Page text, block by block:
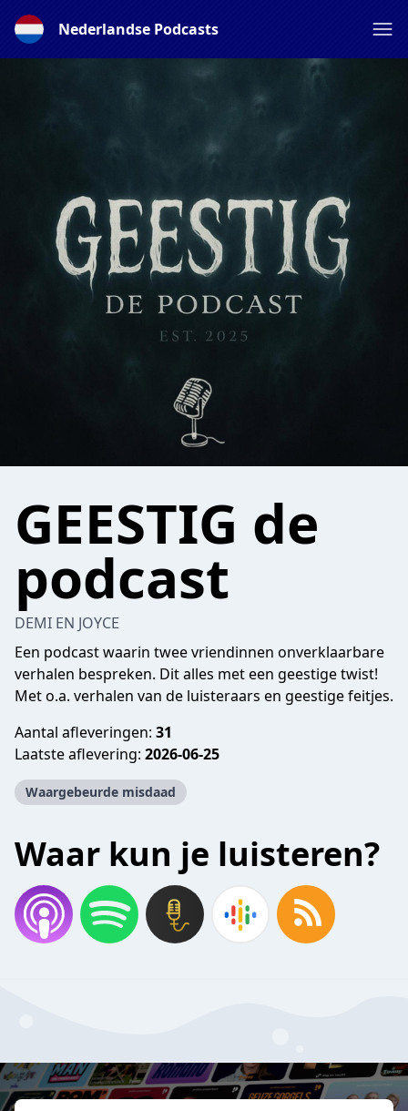
Nederlandse Podcasts
GEESTIG de
podcast
DEMI EN JOYCE
Een podcast waarin twee vriendinnen onverklaarbare
verhalen bespreken. Dit alles met een geestige twist!
Met o.a. verhalen van de luisteraars en geestige feitjes.
Aantal afleveringen: 31
Laatste aflevering: 2026-06-25
Waargebeurde misdaad
Waar kun je luisteren?